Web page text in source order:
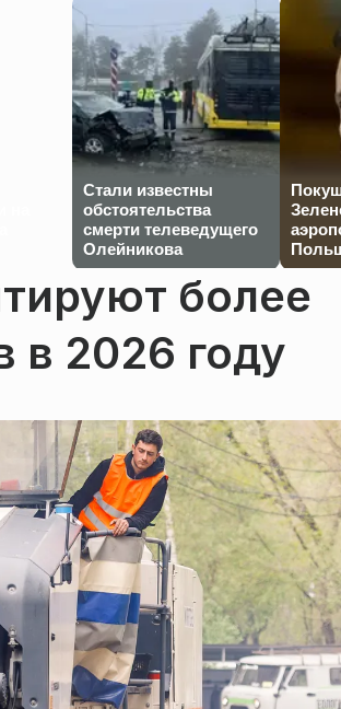
Стали известны
обстоятельства
смерти телеведущего
Олейникова
более
в 2026 году